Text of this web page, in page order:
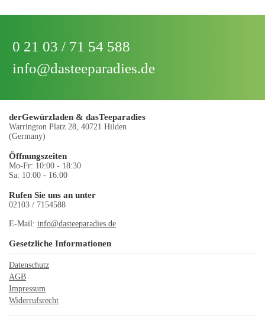
0 21 03 / 71 54 588
info@dasteeparadies.de
derGewürzladen & dasTeeparadies
Warrington Platz 28, 40721 Hilden
(Germany)
Öffnungszeiten
Mo-Fr: 10:00 - 18:30
Sa: 10:00 - 16:00
Rufen Sie uns an unter
02103 / 7154588
E-Mail: info@dasteeparadies.de
Gesetzliche Informationen
Datenschutz
AGB
Impressum
Widerrufsrecht